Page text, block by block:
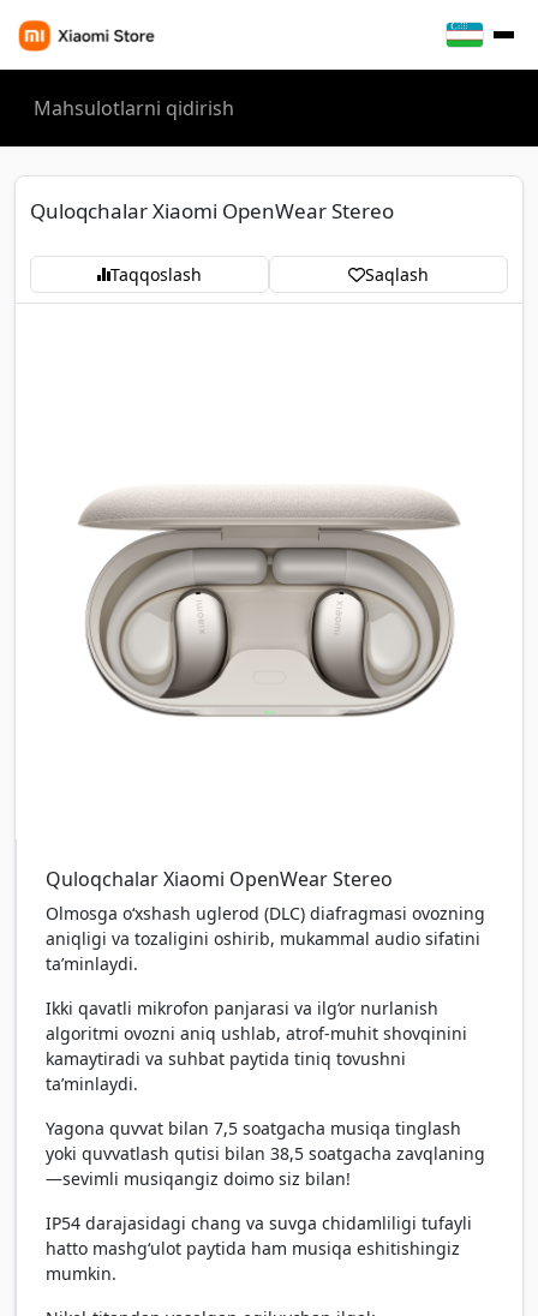
Quloqchalar Xiaomi OpenWear Stereo
Taqqoslash Saqlash
Quloqchalar Xiaomi OpenWear Stereo
Olmosga o‘xshash uglerod (DLC) diafragmasi ovozning
aniqligi va tozaligini oshirib, mukammal audio sifatini
ta’minlaydi.
Ikki qavatli mikrofon panjarasi va ilg‘or nurlanish
algoritmi ovozni aniq ushlab, atrof-muhit shovqinini
kamaytiradi va suhbat paytida tiniq tovushni
ta’minlaydi.
Yagona quvvat bilan 7,5 soatgacha musiqa tinglash
yoki quvvatlash qutisi bilan 38,5 soatgacha zavqlaning
—sevimli musiqangiz doimo siz bilan!
IP54 darajasidagi chang va suvga chidamliligi tufayli
hatto mashg‘ulot paytida ham musiqa eshitishingiz
mumkin.